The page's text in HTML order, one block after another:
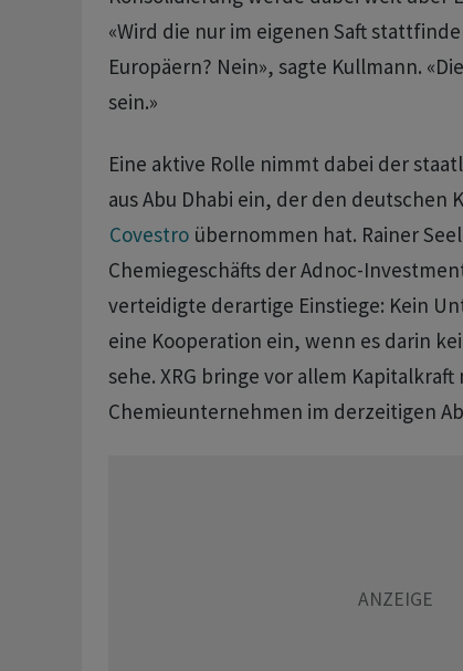
«Wird die nur im eigenen Saft
Europäern? Nein», sagte Kullmann.
sein.»
Eine aktive Rolle ‌nimmt dabei der
aus Abu Dhabi ein, der den deutschen
Covestro ‌übernommen hat. Rainer
Chemiegeschäfts der Adnoc-
verteidigte ​derartige Einstiege: Kein
eine Kooperation ein, wenn es darin
sehe. XRG bringe vor allem
Chemieunternehmen im derzeitigen